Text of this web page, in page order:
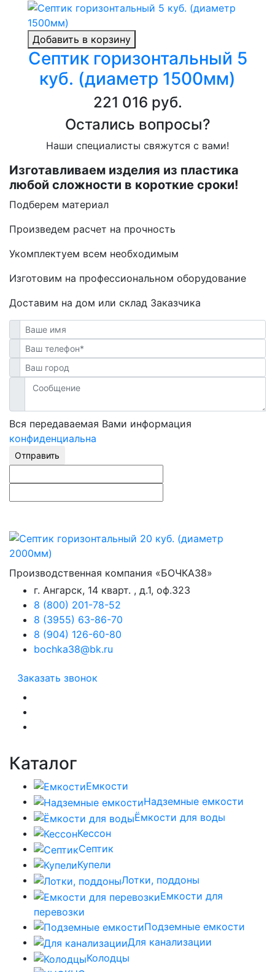
Добавить в корзину
Септик горизонтальный 5
куб. (диаметр 1500мм)
221 016 руб.
Остались вопросы?
Наши специалисты свяжутся с вами!
Изготавливаем изделия из пластика
любой сложности в короткие сроки!
Подберем материал
Произведем расчет на прочность
Укомплектуем всем необходимым
Изготовим на профессиональном оборудование
Доставим на дом или склад Заказчика
Вся передаваемая Вами информация
конфиденциальна
Отправить
Производственная компания «БОЧКА38»
г. Ангарск, 14 кварт. , д.1, оф.323
8 (800) 201-78-52
8 (3955) 63-86-70
8 (904) 126-60-80
bochka38@bk.ru
Заказать звонок
Каталог
Емкости
Надземные емкости
Ёмкости для воды
Кессон
Септик
Купели
Лотки, поддоны
Емкости для
перевозки
Подземные емкости
Для канализации
Колодцы